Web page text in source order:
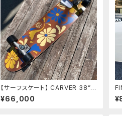
【サーフスケート】 CARVER 38” L
ONGSWIRL
¥66,000